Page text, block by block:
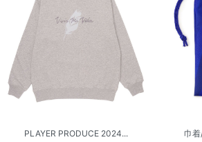
PLAYER PRODUCE 2024... 巾